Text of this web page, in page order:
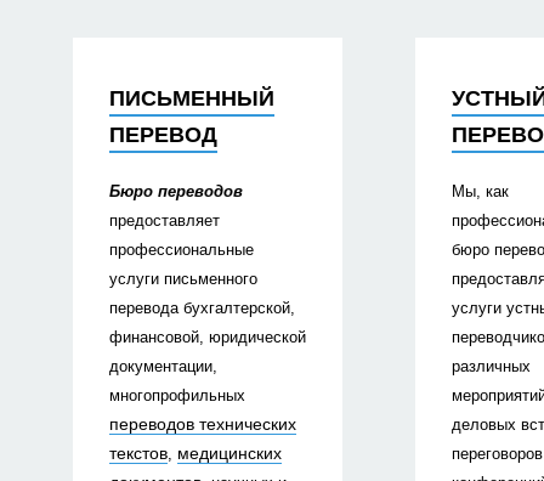
ПИСЬМЕННЫЙ
ПЕРЕВОД
Бюро переводов
предоставляет
профессиональные
услуги письменного
перевода бухгалтерской,
финансовой, юридической
документации,
многопрофильных
переводов технических
текстов, медицинских
Мы, как
бюро
услуги
различных
деловых